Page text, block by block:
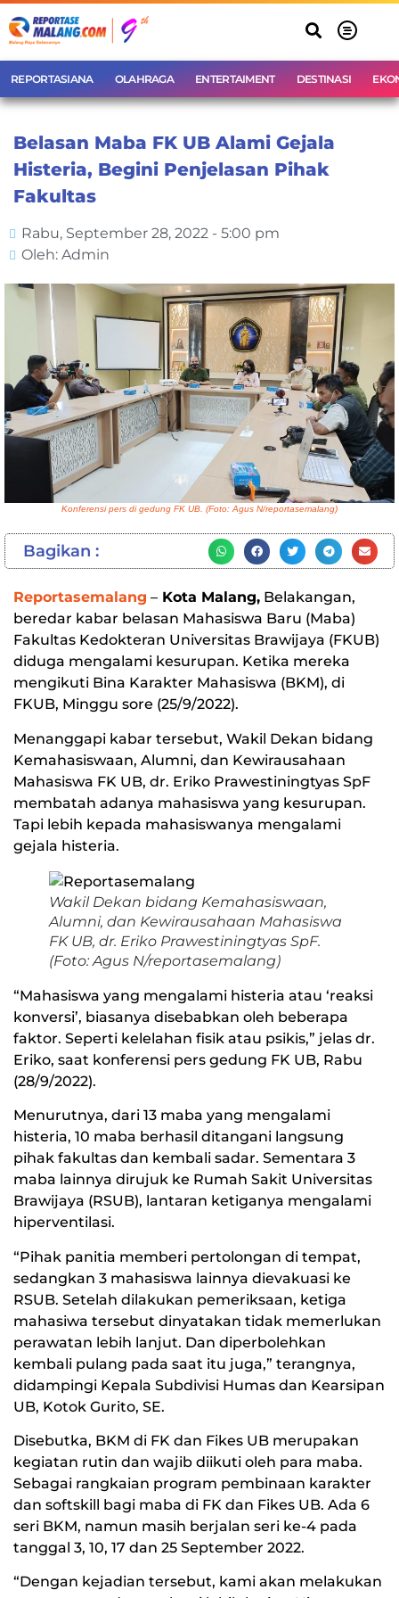
REPORTASIANA OLAHRAGA ENTERTAIMENT DESTINASI
Belasan Maba FK UB Alami Gejala
Histeria, Begini Penjelasan Pihak
Fakultas
Rabu, September 28, 2022 - 5:00 pm
Oleh: Admin
Konferensi pers di gedung FK UB. (Foto: Agus N/reportasemalang)
Bagikan :
Reportasemalang – Kota Malang, Belakangan,
beredar kabar belasan Mahasiswa Baru (Maba)
Fakultas Kedokteran Universitas Brawijaya (FKUB)
diduga mengalami kesurupan. Ketika mereka
mengikuti Bina Karakter Mahasiswa (BKM), di
FKUB, Minggu sore (25/9/2022).
Menanggapi kabar tersebut, Wakil Dekan bidang
Kemahasiswaan, Alumni, dan Kewirausahaan
Mahasiswa FK UB, dr. Eriko Prawestiningtyas SpF
membatah adanya mahasiswa yang kesurupan.
Tapi lebih kepada mahasiswanya mengalami
gejala histeria.
Wakil Dekan bidang Kemahasiswaan,
Alumni, dan Kewirausahaan Mahasiswa
FK UB, dr. Eriko Prawestiningtyas SpF.
(Foto: Agus N/reportasemalang)
“Mahasiswa yang mengalami histeria atau ‘reaksi
konversi’, biasanya disebabkan oleh beberapa
faktor. Seperti kelelahan fisik atau psikis,” jelas dr.
Eriko, saat konferensi pers gedung FK UB, Rabu
(28/9/2022).
Menurutnya, dari 13 maba yang mengalami
histeria, 10 maba berhasil ditangani langsung
pihak fakultas dan kembali sadar. Sementara 3
maba lainnya dirujuk ke Rumah Sakit Universitas
Brawijaya (RSUB), lantaran ketiganya mengalami
hiperventilasi.
“Pihak panitia memberi pertolongan di tempat,
sedangkan 3 mahasiswa lainnya dievakuasi ke
RSUB. Setelah dilakukan pemeriksaan, ketiga
mahasiwa tersebut dinyatakan tidak memerlukan
perawatan lebih lanjut. Dan diperbolehkan
kembali pulang pada saat itu juga,” terangnya,
didampingi Kepala Subdivisi Humas dan Kearsipan
UB, Kotok Gurito, SE.
Disebutka, BKM di FK dan Fikes UB merupakan
kegiatan rutin dan wajib diikuti oleh para maba.
Sebagai rangkaian program pembinaan karakter
dan softskill bagi maba di FK dan Fikes UB. Ada 6
seri BKM, namun masih berjalan seri ke-4 pada
tanggal 3, 10, 17 dan 25 September 2022.
“Dengan kejadian tersebut, kami akan melakukan